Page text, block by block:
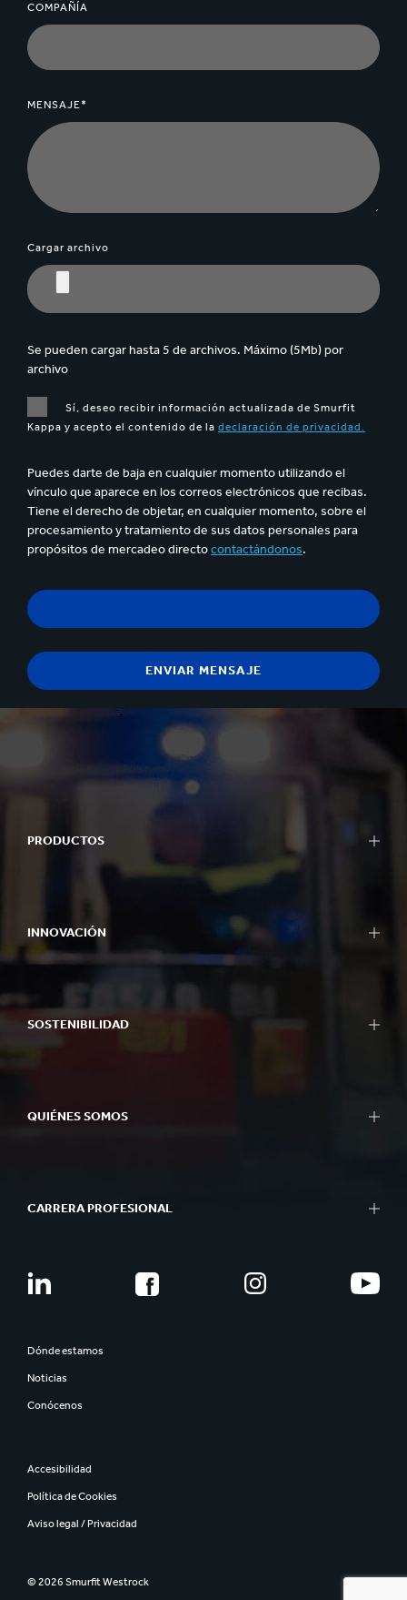
COMPAÑÍA
MENSAJE*
Cargar archivo
Se pueden cargar hasta 5 de archivos. Máximo (5Mb) por
archivo
Sí, deseo recibir información actualizada de Smurfit
Kappa y acepto el contenido de la declaración de privacidad.
Puedes darte de baja en cualquier momento utilizando el
vínculo que aparece en los correos electrónicos que recibas.
Tiene el derecho de objetar, en cualquier momento, sobre el
procesamiento y tratamiento de sus datos personales para
propósitos de mercadeo directocontactándonos.
PRODUCTOS
INNOVACIÓN
SOSTENIBILIDAD
QUIÉNES SOMOS
CARRERA PROFESIONAL
Dónde estamos
Noticias
Conócenos
Accesibilidad
Política de Cookies
Aviso legal / Privacidad
© 2026 Smurfit Westrock